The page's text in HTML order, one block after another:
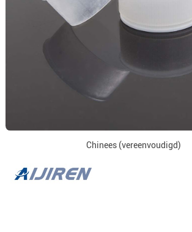
Chinees (vereenvoudigd)